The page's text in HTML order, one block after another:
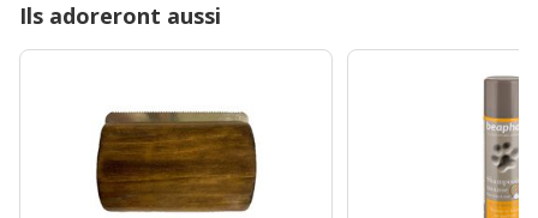
Ils adoreront aussi